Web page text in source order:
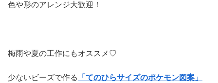
色や形のアレンジ大歓迎！
梅雨や夏の工作にもオススメ♡
少ないビーズで作る 「てのひらサイズのポケモン図案」